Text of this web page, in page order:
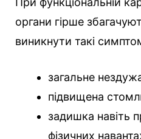
органи гірше
виникнути такі
загальне
підвищена
задишка навіть
фізичних